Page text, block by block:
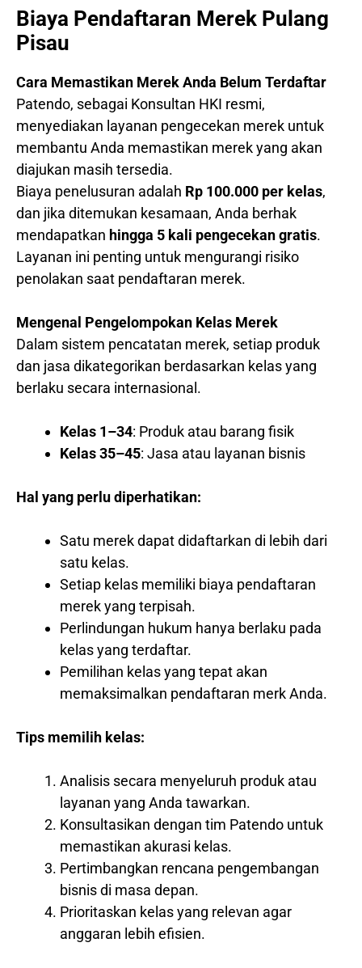
Biaya Pendaftaran Merek Pulang
Pisau
Cara Memastikan Merek Anda Belum Terdaftar
Patendo, sebagai Konsultan HKI resmi,
menyediakan layanan pengecekan merek untuk
membantu Anda memastikan merek yang akan
diajukan masih tersedia.
Biaya penelusuran adalah Rp 100.000 per kelas,
dan jika ditemukan kesamaan, Anda berhak
mendapatkan hingga 5 kali pengecekan gratis.
Layanan ini penting untuk mengurangi risiko
penolakan saat pendaftaran merek.
Mengenal Pengelompokan Kelas Merek
Dalam sistem pencatatan merek, setiap produk
dan jasa dikategorikan berdasarkan kelas yang
berlaku secara internasional.
Kelas 1–34: Produk atau barang fisik
Kelas 35–45: Jasa atau layanan bisnis
Hal yang perlu diperhatikan:
Satu merek dapat didaftarkan di lebih dari
satu kelas.
Setiap kelas memiliki biaya pendaftaran
merek yang terpisah.
Perlindungan hukum hanya berlaku pada
kelas yang terdaftar.
Pemilihan kelas yang tepat akan
memaksimalkan pendaftaran merk Anda.
Tips memilih kelas:
Analisis secara menyeluruh produk atau
layanan yang Anda tawarkan.
Konsultasikan dengan tim Patendo untuk
memastikan akurasi kelas.
Pertimbangkan rencana pengembangan
bisnis di masa depan.
Prioritaskan kelas yang relevan agar
anggaran lebih efisien.